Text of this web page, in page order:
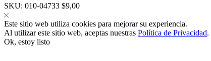
SKU: 010-04733 $9,00
Este sitio web utiliza cookies para mejorar su experiencia.
Al utilizar este sitio web, aceptas nuestras Política de Privacidad.
Ok, estoy listo